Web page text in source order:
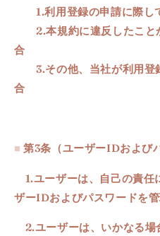
1.利用登録の申請に際し
2.本規約に違反したこと
合
3.その他、当社が利用登
合
■第3条（ユーザーIDおよび
1.ユーザーは、自己の責
ザーIDおよびパスワードを管
2.ユーザーは、いかなる